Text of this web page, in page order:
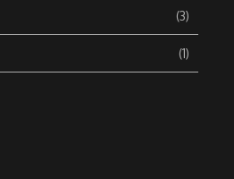
(3)
(1)